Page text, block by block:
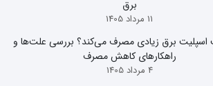
برق
11 مرداد 1405
اسپلیت برق زیادی مصرف می‌کند؟ بررسی علت‌ها و
راهکارهای کاهش مصرف
4 مرداد 1405